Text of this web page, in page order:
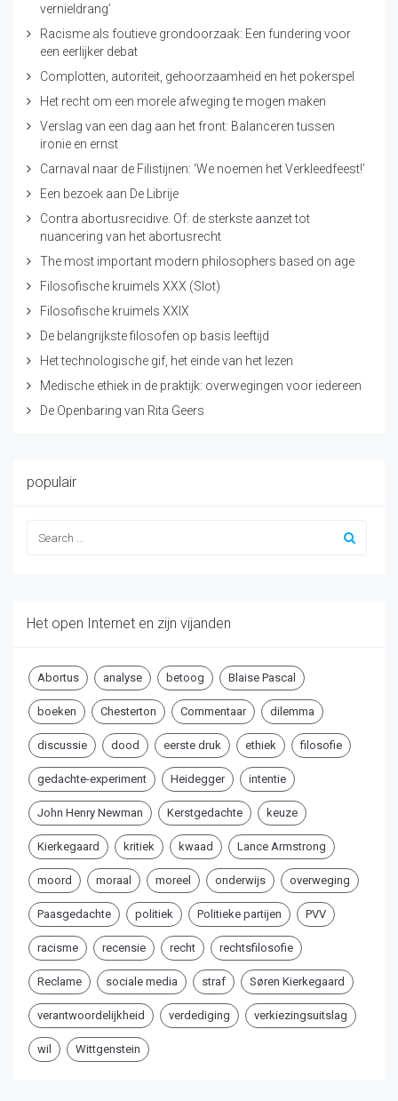
vernieldrang’
Racisme als foutieve grondoorzaak: Een fundering voor
een eerlijker debat
Complotten, autoriteit, gehoorzaamheid en het pokerspel
Het recht om een morele afweging te mogen maken
Verslag van een dag aan het front: Balanceren tussen
ironie en ernst
Carnaval naar de Filistijnen: ‘We noemen het Verkleedfeest!’
Een bezoek aan De Librije
Contra abortusrecidive. Of: de sterkste aanzet tot
nuancering van het abortusrecht
The most important modern philosophers based on age
Filosofische kruimels XXX (Slot)
Filosofische kruimels XXIX
De belangrijkste filosofen op basis leeftijd
Het technologische gif, het einde van het lezen
Medische ethiek in de praktijk: overwegingen voor iedereen
De Openbaring van Rita Geers
populair
Het open Internet en zijn vijanden
Abortus analyse betoog Blaise Pascal
boeken Chesterton Commentaar dilemma
discussie dood eerste druk ethiek filosofie
gedachte-experiment Heidegger intentie
John Henry Newman Kerstgedachte keuze
Kierkegaard kritiek kwaad Lance Armstrong
moord moraal moreel onderwijs overweging
Paasgedachte politiek Politieke partijen PVV
racisme recensie recht rechtsfilosofie
Reclame sociale media straf Søren Kierkegaard
verantwoordelijkheid verdediging verkiezingsuitslag
wil Wittgenstein